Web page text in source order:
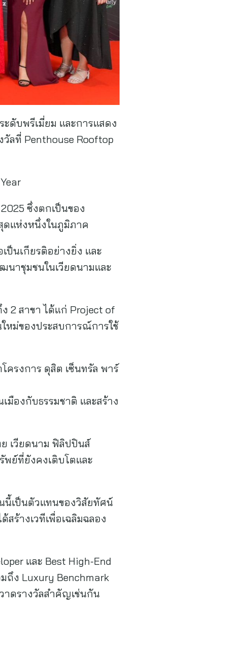
ดับพรีเมี่ยม และการแสดง
ลที่ Penthouse Rooftop
ซึ่งตกเป็นของ
ดแห่งหนึ่งในภูมิภาค
ป็นเกียรติอย่างยิ่ง และ
นาชุมชนในเวียดนามและ
2 สาขา ได้แก่ Project of
หม่ของประสบการณ์การใช้
รงการ ดุสิต เซ็นทรัล พาร์
มืองกับธรรมชาติ และสร้าง
เวียดนาม ฟิลิปปินส์
พย์ที่ยังคงเติบโตและ
นี้เป็นตัวแทนของวิสัยทัศน์
ร้างเวทีเพื่อเฉลิมฉลอง
และ Best High-End
ถึง Luxury Benchmark
าดรางวัลสำคัญเช่นกัน